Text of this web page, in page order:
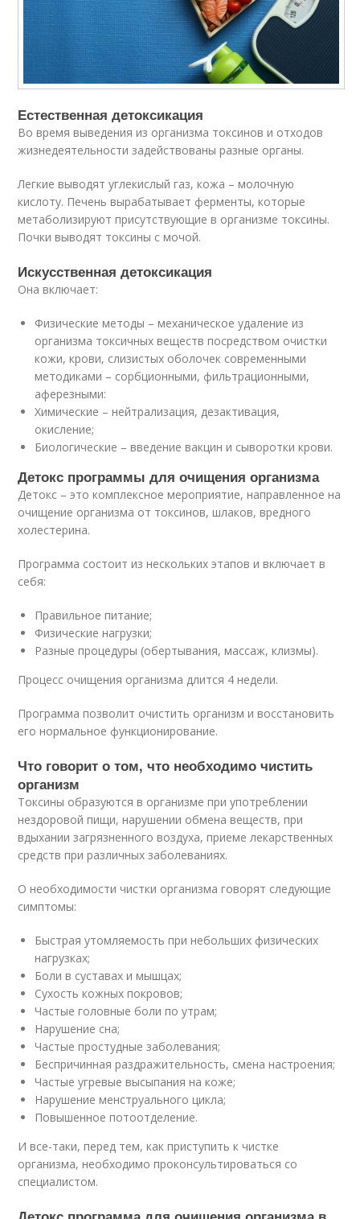
Естественная детоксикация
Во время выведения из организма токсинов и отходов
жизнедеятельности задействованы разные органы.
Легкие выводят углекислый газ, кожа – молочную
кислоту. Печень вырабатывает ферменты, которые
метаболизируют присутствующие в организме токсины.
Почки выводят токсины с мочой.
Искусственная детоксикация
Она включает:
Физические методы – механическое удаление из
организма токсичных веществ посредством очистки
кожи, крови, слизистых оболочек современными
методиками – сорбционными, фильтрационными,
аферезными:
Химические – нейтрализация, дезактивация,
окисление;
Биологические – введение вакцин и сыворотки крови.
Детокс программы для очищения организма
Детокс – это комплексное мероприятие, направленное на
очищение организма от токсинов, шлаков, вредного
холестерина.
Программа состоит из нескольких этапов и включает в
себя:
Правильное питание;
Физические нагрузки;
Разные процедуры (обертывания, массаж, клизмы).
Процесс очищения организма длится 4 недели.
Программа позволит очистить организм и восстановить
его нормальное функционирование.
Что говорит о том, что необходимо чистить
организм
Токсины образуются в организме при употреблении
нездоровой пищи, нарушении обмена веществ, при
вдыхании загрязненного воздуха, приеме лекарственных
средств при различных заболеваниях.
О необходимости чистки организма говорят следующие
симптомы:
Быстрая утомляемость при небольших физических
нагрузках;
Боли в суставах и мышцах;
Сухость кожных покровов;
Частые головные боли по утрам;
Нарушение сна;
Частые простудные заболевания;
Беспричинная раздражительность, смена настроения;
Частые угревые высыпания на коже;
Нарушение менструального цикла;
Повышенное потоотделение.
И все-таки, перед тем, как приступить к чистке
организма, необходимо проконсультироваться со
специалистом.